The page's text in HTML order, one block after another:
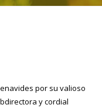
por su valioso
y cordial